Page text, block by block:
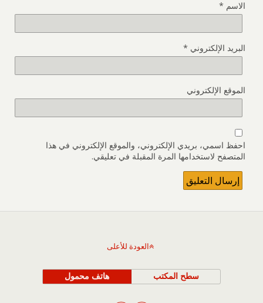
الاسم *
البريد الإلكتروني *
الموقع الإلكتروني
احفظ اسمي، بريدي الإلكتروني، والموقع الإلكتروني في هذا
المتصفح لاستخدامها المرة المقبلة في تعليقي.
العودة للأعلى
هاتف محمول سطح المكتب